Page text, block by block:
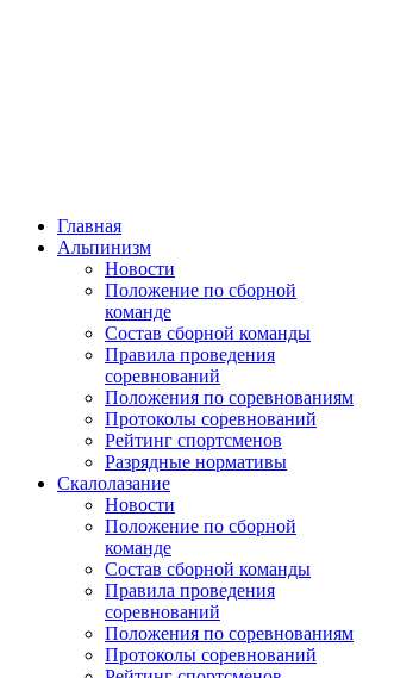
Главная
Альпинизм
Новости
Положение по сборной
команде
Состав сборной команды
Правила проведения
соревнований
Положения по соревнованиям
Протоколы соревнований
Рейтинг спортсменов
Разрядные нормативы
Скалолазание
Новости
Положение по сборной
команде
Состав сборной команды
Правила проведения
соревнований
Положения по соревнованиям
Протоколы соревнований